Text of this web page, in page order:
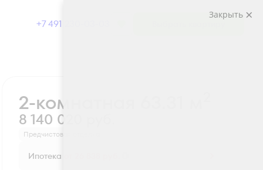
+7 491 230-03-03
2-комнатная 63.31 м
8 140 020 руб.
Предчистовая отделка
Ипотека
Закрыть